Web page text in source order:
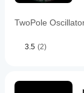
TwoPole
3.5 (2)